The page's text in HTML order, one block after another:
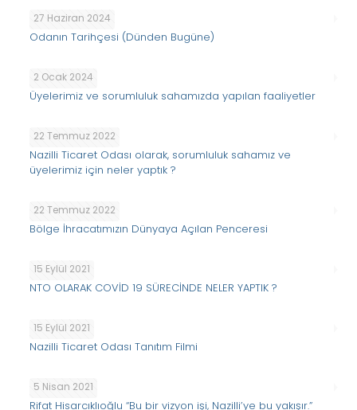
27 Haziran 2024
Odanın Tarihçesi (Dünden Bugüne)
2 Ocak 2024
Üyelerimiz ve sorumluluk sahamızda yapılan faaliyetler
22 Temmuz 2022
Nazilli Ticaret Odası olarak, sorumluluk sahamız ve
üyelerimiz için neler yaptık ?
22 Temmuz 2022
Bölge İhracatımızın Dünyaya Açılan Penceresi
15 Eylül 2021
NTO OLARAK COVİD 19 SÜRECİNDE NELER YAPTIK ?
15 Eylül 2021
Nazilli Ticaret Odası Tanıtım Filmi
5 Nisan 2021
Rifat Hisarcıklıoğlu “Bu bir vizyon işi, Nazilli’ye bu yakışır.”